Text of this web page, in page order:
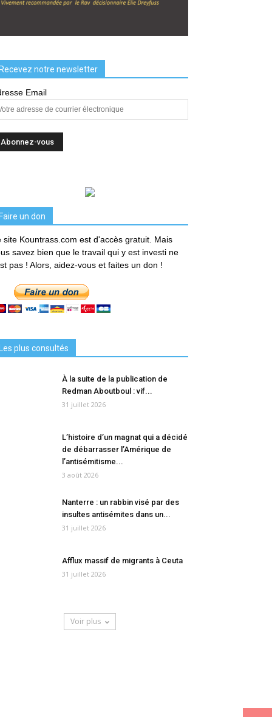
Recevez notre newsletter
Email
Faire un don
site Kountrass.com est d'accès gratuit. Mais
savez bien que le travail qui y est investi ne
pas ! Alors, aidez-vous et faites un don !
Les plus consultés
À la suite de la publication de
Redman Aboutboul : vif...
31 juillet 2026
L’histoire d’un magnat qui a décidé
de débarrasser l’Amérique de
l’antisémitisme...
3 août 2026
Nanterre : un rabbin visé par des
insultes antisémites dans un...
31 juillet 2026
Afflux massif de migrants à Ceuta
31 juillet 2026
Voir plus